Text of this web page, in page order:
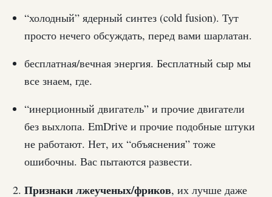
“холодный” ядерный синтез (cold fusion). Тут
просто нечего обсуждать, перед вами шарлатан.
бесплатная/вечная энергия. Бесплатный сыр мы
все знаем, где.
“инерционный двигатель” и прочие двигатели
без выхлопа. EmDrive и прочие подобные штуки
не работают. Нет, их “объяснения” тоже
ошибочны. Вас пытаются развести.
Признаки лжеученых/фриков, их лучше даже